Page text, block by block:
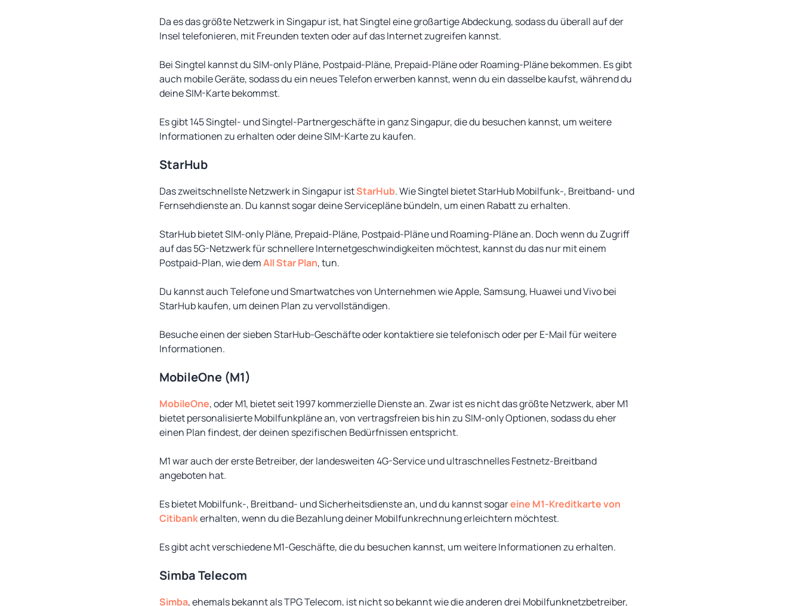
Da es das größte Netzwerk in Singapur ist, hat Singtel eine großartige Abdeckung, sodass du überall auf der
Insel telefonieren, mit Freunden texten oder auf das Internet zugreifen kannst.
Bei Singtel kannst du SIM-only Pläne, Postpaid-Pläne, Prepaid-Pläne oder Roaming-Pläne bekommen. Es gibt
auch mobile Geräte, sodass du ein neues Telefon erwerben kannst, wenn du ein dasselbe kaufst, während du
deine SIM-Karte bekommst.
Es gibt 145 Singtel- und Singtel-Partnergeschäfte in ganz Singapur, die du besuchen kannst, um weitere
Informationen zu erhalten oder deine SIM-Karte zu kaufen.
StarHub
Das zweitschnellste Netzwerk in Singapur istStarHub. Wie Singtel bietet StarHub Mobilfunk-, Breitband- und
Fernsehdienste an. Du kannst sogar deine Servicepläne bündeln, um einen Rabatt zu erhalten.
StarHub bietet SIM-only Pläne, Prepaid-Pläne, Postpaid-Pläne und Roaming-Pläne an. Doch wenn du Zugriff
auf das 5G-Netzwerk für schnellere Internetgeschwindigkeiten möchtest, kannst du das nur mit einem
Postpaid-Plan, wie demAll Star Plan, tun.
Du kannst auch Telefone und Smartwatches von Unternehmen wie Apple, Samsung, Huawei und Vivo bei
StarHub kaufen, um deinen Plan zu vervollständigen.
Besuche einen der sieben StarHub-Geschäfte oder kontaktiere sie telefonisch oder per E-Mail für weitere
Informationen.
MobileOne (M1)
MobileOne, oder M1, bietet seit 1997 kommerzielle Dienste an. Zwar ist es nicht das größte Netzwerk, aber M1
bietet personalisierte Mobilfunkpläne an, von vertragsfreien bis hin zu SIM-only Optionen, sodass du eher
einen Plan findest, der deinen spezifischen Bedürfnissen entspricht.
M1 war auch der erste Betreiber, der landesweiten 4G-Service und ultraschnelles Festnetz-Breitband
angeboten hat.
Es bietet Mobilfunk-, Breitband- und Sicherheitsdienste an, und du kannst sogareine M1-Kreditkarte von
Citibankerhalten, wenn du die Bezahlung deiner Mobilfunkrechnung erleichtern möchtest.
Es gibt acht verschiedene M1-Geschäfte, die du besuchen kannst, um weitere Informationen zu erhalten.
Simba Telecom
Simba, ehemals bekannt als TPG Telecom, ist nicht so bekannt wie die anderen drei Mobilfunknetzbetreiber,